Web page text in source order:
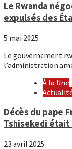
Le Rwanda
expulsés des
5 mai 2025
Le gouvernement
l’administration
À la Une
Actualité
Décès du pape
Tshisekedi était
23 avril 2025